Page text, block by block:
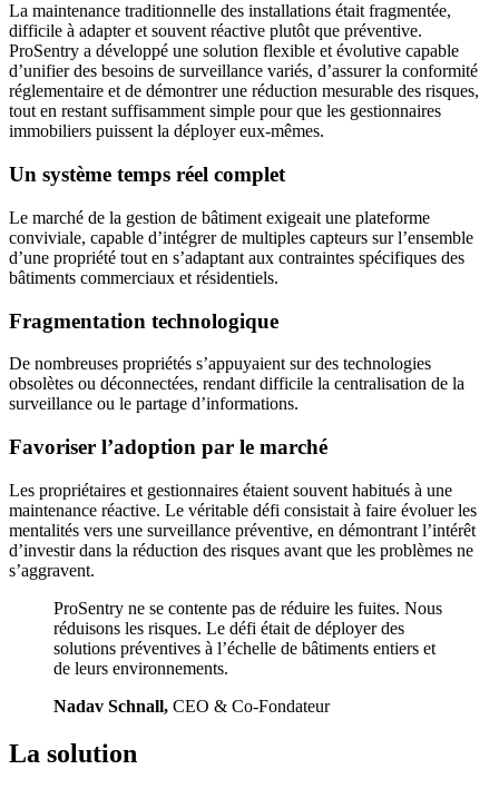
La maintenance traditionnelle des installations était fragmentée,
difficile à adapter et souvent réactive plutôt que préventive.
ProSentry a développé une solution flexible et évolutive capable
d’unifier des besoins de surveillance variés, d’assurer la conformité
réglementaire et de démontrer une réduction mesurable des risques,
tout en restant suffisamment simple pour que les gestionnaires
immobiliers puissent la déployer eux-mêmes.
Un système temps réel complet
Le marché de la gestion de bâtiment exigeait une plateforme
conviviale, capable d’intégrer de multiples capteurs sur l’ensemble
d’une propriété tout en s’adaptant aux contraintes spécifiques des
bâtiments commerciaux et résidentiels.
Fragmentation technologique
De nombreuses propriétés s’appuyaient sur des technologies
obsolètes ou déconnectées, rendant difficile la centralisation de la
surveillance ou le partage d’informations.
Favoriser l’adoption par le marché
Les propriétaires et gestionnaires étaient souvent habitués à une
maintenance réactive. Le véritable défi consistait à faire évoluer les
mentalités vers une surveillance préventive, en démontrant l’intérêt
d’investir dans la réduction des risques avant que les problèmes ne
s’aggravent.
ProSentry ne se contente pas de réduire les fuites. Nous
réduisons les risques. Le défi était de déployer des
solutions préventives à l’échelle de bâtiments entiers et
de leurs environnements.
Nadav Schnall, CEO & Co-Fondateur
La solution